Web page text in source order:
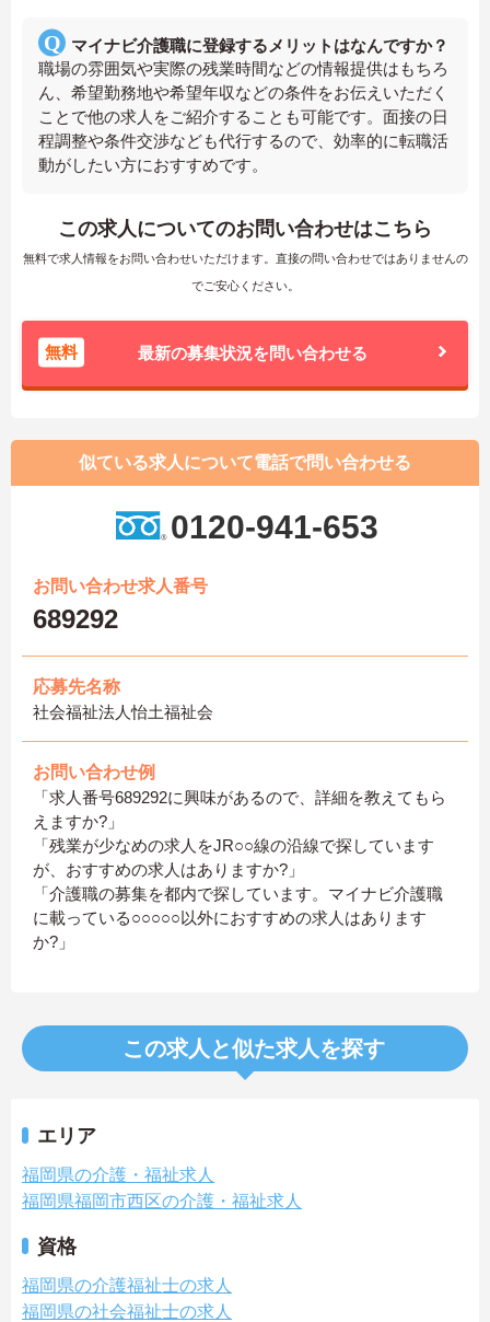
マイナビ介護職に登録するメリットはなんですか？
職場の雰囲気や実際の残業時間などの情報提供はもちろ
ん、希望勤務地や希望年収などの条件をお伝えいただく
ことで他の求人をご紹介することも可能です。面接の日
程調整や条件交渉なども代行するので、効率的に転職活
動がしたい方におすすめです。
この求人についてのお問い合わせはこちら
無料で求人情報をお問い合わせいただけます。直接の問い合わせではありませんの
でご安心ください。
無料 最新の募集状況を問い合わせる
似ている求人について電話で問い合わせる
0120-941-653
お問い合わせ求人番号
689292
応募先名称
社会福祉法人怡土福祉会
お問い合わせ例
「求人番号689292に興味があるので、詳細を教えてもら
えますか?」
「残業が少なめの求人をJR○○線の沿線で探しています
が、おすすめの求人はありますか?」
「介護職の募集を都内で探しています。マイナビ介護職
に載っている○○○○○以外におすすめの求人はあります
か?」
この求人と似た求人を探す
エリア
福岡県の介護・福祉求人
福岡県福岡市西区の介護・福祉求人
資格
福岡県の介護福祉士の求人
福岡県の社会福祉士の求人